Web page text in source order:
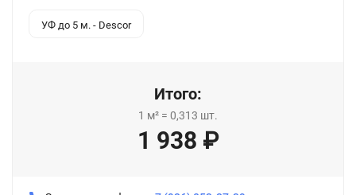
УФ до 5 м. - Descor
Итого:
1 м² = 0,313 шт.
1 938 ₽